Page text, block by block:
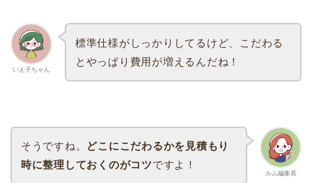
いえ子ちゃん
標準仕様がしっかりしてるけど、こだわる
とやっぱり費用が増えるんだね！
ルム編集長
そうですね。 どこにこだわるかを見積もり
時に整理しておくのがコツですよ！